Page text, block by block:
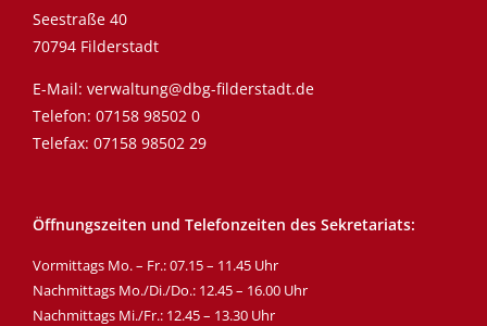
Seestraße 40
70794 Filderstadt
E-Mail: verwaltung@dbg-filderstadt.de
Telefon: 07158 98502 0
Telefax: 07158 98502 29
Öffnungszeiten und Telefonzeiten des Sekretariats:
Vormittags Mo. – Fr.: 07.15 – 11.45 Uhr
Nachmittags Mo./Di./Do.: 12.45 – 16.00 Uhr
Nachmittags Mi./Fr.: 12.45 – 13.30 Uhr